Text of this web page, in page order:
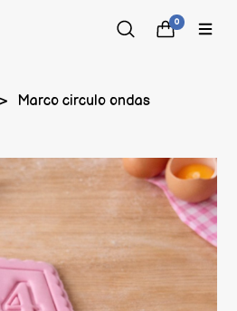
0
Marco circulo ondas